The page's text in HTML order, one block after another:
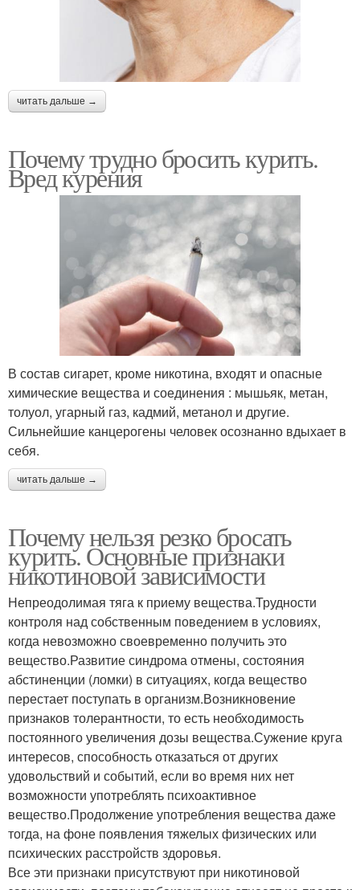
читать дальше →
Почему трудно бросить курить.
Вред курения
В состав сигарет, кроме никотина, входят и опасные
химические вещества и соединения : мышьяк, метан,
толуол, угарный газ, кадмий, метанол и другие.
Сильнейшие канцерогены человек осознанно вдыхает в
себя.
читать дальше →
Почему нельзя резко бросать
курить. Основные признаки
никотиновой зависимости
Непреодолимая тяга к приему вещества.Трудности
контроля над собственным поведением в условиях,
когда невозможно своевременно получить это
вещество.Развитие синдрома отмены, состояния
абстиненции (ломки) в ситуациях, когда вещество
перестает поступать в организм.Возникновение
признаков толерантности, то есть необходимость
постоянного увеличения дозы вещества.Сужение круга
интересов, способность отказаться от других
удовольствий и событий, если во время них нет
возможности употреблять психоактивное
вещество.Продолжение употребления вещества даже
тогда, на фоне появления тяжелых физических или
психических расстройств здоровья.
Все эти признаки присутствуют при никотиновой